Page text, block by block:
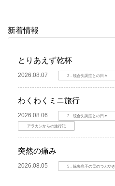
新着情報
とりあえず乾杯
2026.08.07 2．統合失調症との日々
わくわくミニ旅行
2026.08.06 2．統合失調症との日々
アラカンからの旅行記
突然の痛み
2026.08.05 5．統失息子の母のつぶやき